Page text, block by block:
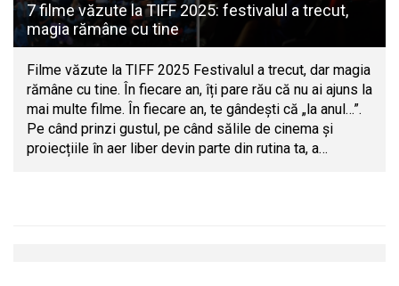
7 filme văzute la TIFF 2025: festivalul a trecut,
magia rămâne cu tine
Filme văzute la TIFF 2025 Festivalul a trecut, dar magia
rămâne cu tine. În fiecare an, îți pare rău că nu ai ajuns la
mai multe filme. În fiecare an, te gândești că „la anul…”.
Pe când prinzi gustul, pe când sălile de cinema și
proiecțiile în aer liber devin parte din rutina ta, a…